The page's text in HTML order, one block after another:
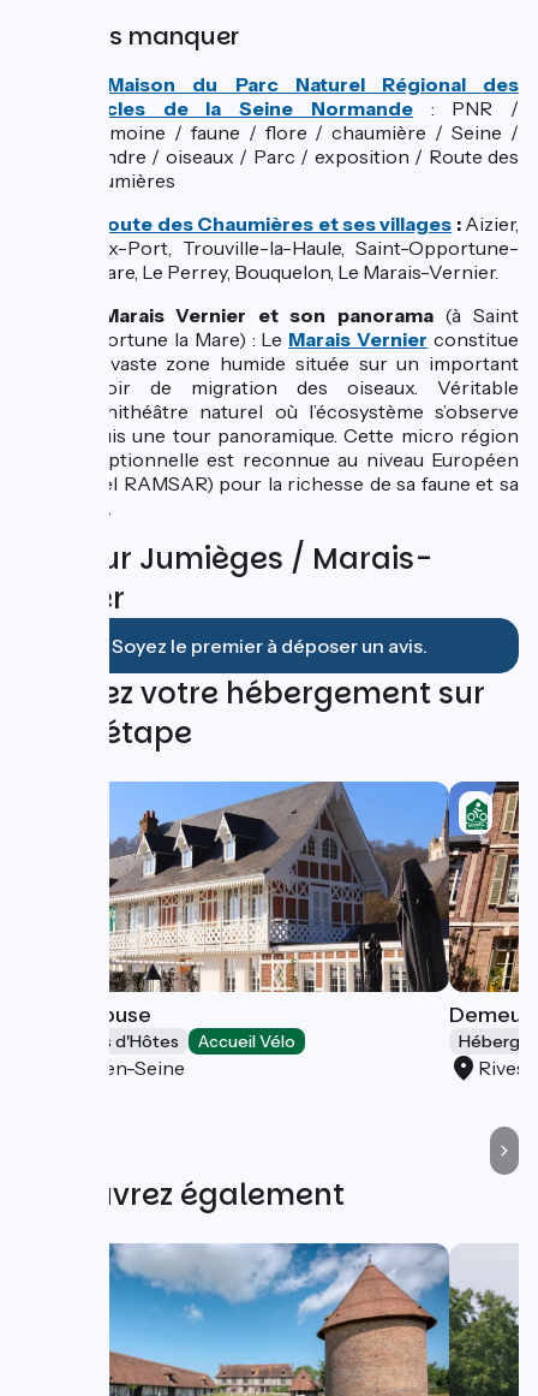
A ne pas manquer
La Maison du Parc Naturel Régional des
Boucles de la Seine Normande
: PNR /
patrimoine / faune / flore / chaumière / Seine /
méandre / oiseaux / Parc / exposition / Route des
Chaumières
La Route des Chaumières et ses villages :Aizier,
Vieux-Port, Trouville-la-Haule, Saint-Opportune-
la-Mare, Le Perrey, Bouquelon, Le Marais-Vernier.
Le Marais Vernier et son panorama(à Saint
Opportune la Mare) : Le Marais Vernier constitue
une vaste zone humide située sur un important
couloir de migration des oiseaux. Véritable
amphithéâtre naturel où l’écosystème s’observe
depuis une tour panoramique. Cette micro région
exceptionnelle est reconnue au niveau Européen
(label RAMSAR) pour la richesse de sa faune et sa
flore.
Avis sur Jumièges / Marais-
Vernier
Soyez le premier à déposer un avis.
Trouvez votre hébergement sur
cette étape
White House
Chambres d'Hôtes Accueil Vélo
Rives-en-Seine
Découvrez également